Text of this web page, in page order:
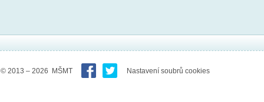
© 2013 – 2026 MŠMT Nastavení soubrů cookies